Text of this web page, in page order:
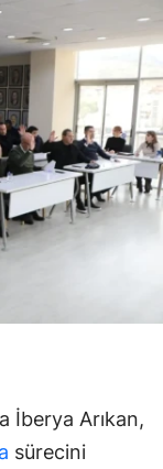
İberya Arıkan,
sürecini